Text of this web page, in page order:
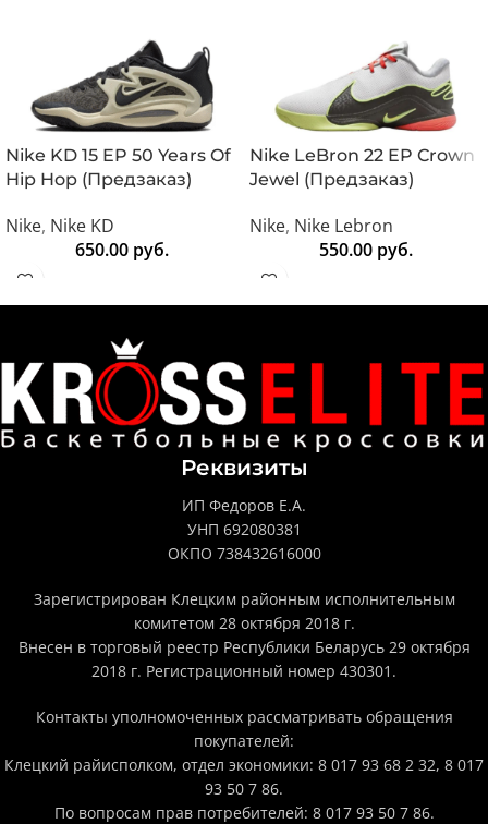
Nike KD 15 EP 50 Years Of
Hip Hop (Предзаказ)
Nike, Nike KD
650.00 руб.
Nike LeBron 22 EP Crown
Jewel (Предзаказ)
Nike, Nike Lebron
550.00 руб.
Реквизиты
ИП Федоров Е.А.
УНП 692080381
ОКПО 738432616000
Зарегистрирован Клецким районным исполнительным
комитетом 28 октября 2018 г.
Внесен в торговый реестр Республики Беларусь 29 октября
2018 г. Регистрационный номер 430301.
Контакты уполномоченных рассматривать обращения
покупателей:
Клецкий райисполком, отдел экономики: 8 017 93 68 2 32, 8 017
93 50 7 86.
По вопросам прав потребителей: 8 017 93 50 7 86.